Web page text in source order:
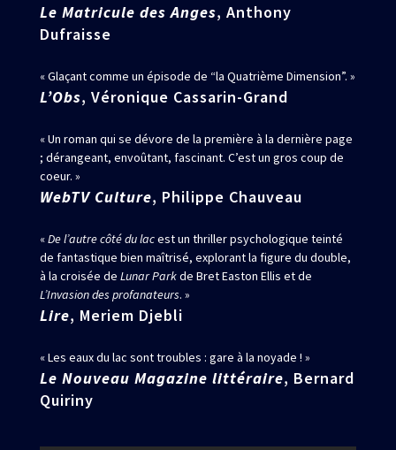
Le Matricule des Anges, Anthony
Dufraisse
« Glaçant comme un épisode de “la Quatrième Dimension”. »
L’Obs, Véronique Cassarin-Grand
« Un roman qui se dévore de la première à la dernière page
; dérangeant, envoûtant, fascinant. C’est un gros coup de
coeur. »
WebTV Culture, Philippe Chauveau
«De l’autre côté du lacest un thriller psychologique teinté
de fantastique bien maîtrisé, explorant la figure du double,
à la croisée de Lunar Parkde Bret Easton Ellis et de
L’Invasion des profanateurs. »
Lire, Meriem Djebli
« Les eaux du lac sont troubles : gare à la noyade ! »
Le Nouveau Magazine littéraire, Bernard
Quiriny